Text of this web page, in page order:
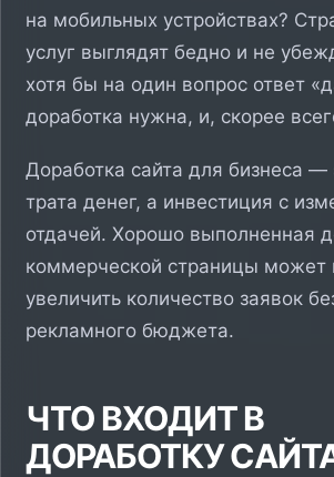
на мобильных устройствах?
услуг выглядят бедно и не
хотя бы на один вопрос ответ
доработка нужна, и, скорее
Доработка сайта для бизнеса —
трата денег, а инвестиция с
отдачей. Хорошо выполненная
коммерческой страницы может
увеличить количество заявок
рекламного бюджета.
ЧТО ВХОДИТ В
ДОРАБОТКУ